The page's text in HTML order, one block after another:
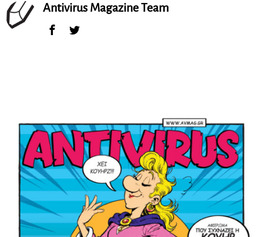
Antivirus Magazine Team